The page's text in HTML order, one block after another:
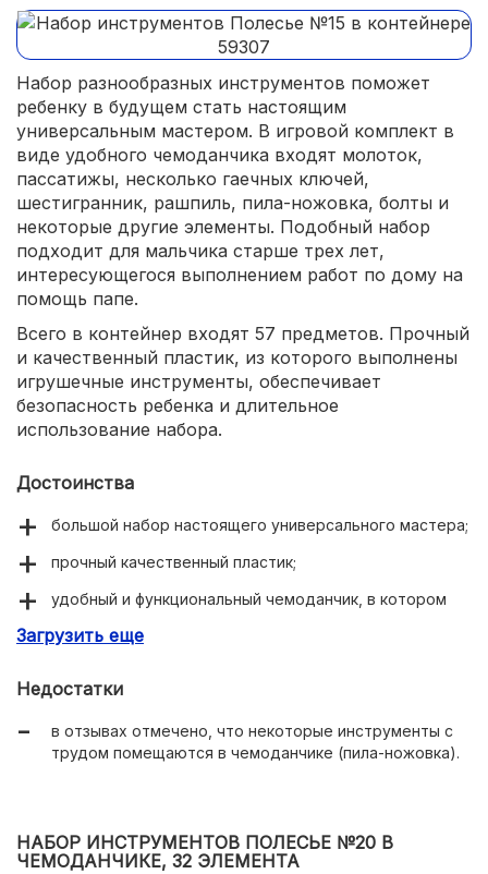
Набор разнообразных инструментов поможет
ребенку в будущем стать настоящим
универсальным мастером. В игровой комплект в
виде удобного чемоданчика входят молоток,
пассатижы, несколько гаечных ключей,
шестигранник, рашпиль, пила-ножовка, болты и
некоторые другие элементы. Подобный набор
подходит для мальчика старше трех лет,
интересующегося выполнением работ по дому на
помощь папе.
Всего в контейнер входят 57 предметов. Прочный
и качественный пластик, из которого выполнены
игрушечные инструменты, обеспечивает
безопасность ребенка и длительное
использование набора.
Достоинства
большой набор настоящего универсального мастера;
прочный качественный пластик;
удобный и функциональный чемоданчик, в котором
приемлемая цена в сравнении с другими подобными
Загрузить еще
Недостатки
в отзывах отмечено, что некоторые инструменты с
трудом помещаются в чемоданчике (пила-ножовка).
НАБОР ИНСТРУМЕНТОВ ПОЛЕСЬЕ №20 В
ЧЕМОДАНЧИКЕ, 32 ЭЛЕМЕНТА